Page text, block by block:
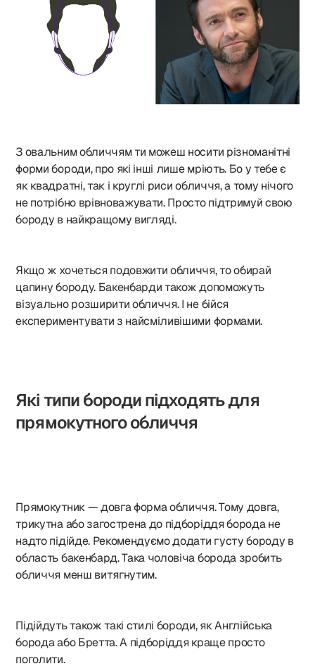
З овальним обличчям ти можеш носити різноманітні
форми бороди, про які інші лише мріють. Бо у тебе є
як квадратні, так і круглі риси обличчя, а тому нічого
не потрібно врівноважувати. Просто підтримуй свою
бороду в найкращому вигляді.
Якщо ж хочеться подовжити обличчя, то обирай
цапину бороду. Бакенбарди також допоможуть
візуально розширити обличчя. І не бійся
експериментувати з найсміливішими формами.
Які типи бороди підходять для
прямокутного обличчя
Прямокутник — довга форма обличчя. Тому довга,
трикутна або загострена до підборіддя борода не
надто підійде. Рекомендуємо додати густу бороду в
область бакенбард. Така чоловіча борода зробить
обличчя менш витягнутим.
Підійдуть також такі стилі бороди, як Англійська
борода або Бретта. А підборіддя краще просто
поголити.